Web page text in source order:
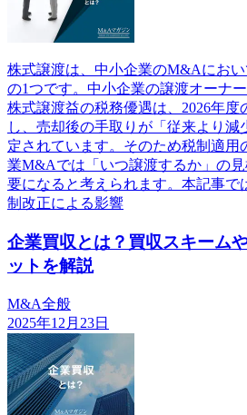
株式譲渡は、中小企業のM&Aにお
の1つです。中小企業の譲渡オーナ
株式譲渡益の税務優遇は、2026年度
し、売却後の手取りが「従来より減
定されています。そのため税制適用
業M&Aでは「いつ譲渡するか」の
要になると考えられます。本記事で
制改正による影響
企業買収とは？買収スキーム
ットを解説
M&A全般
2025年12月23日